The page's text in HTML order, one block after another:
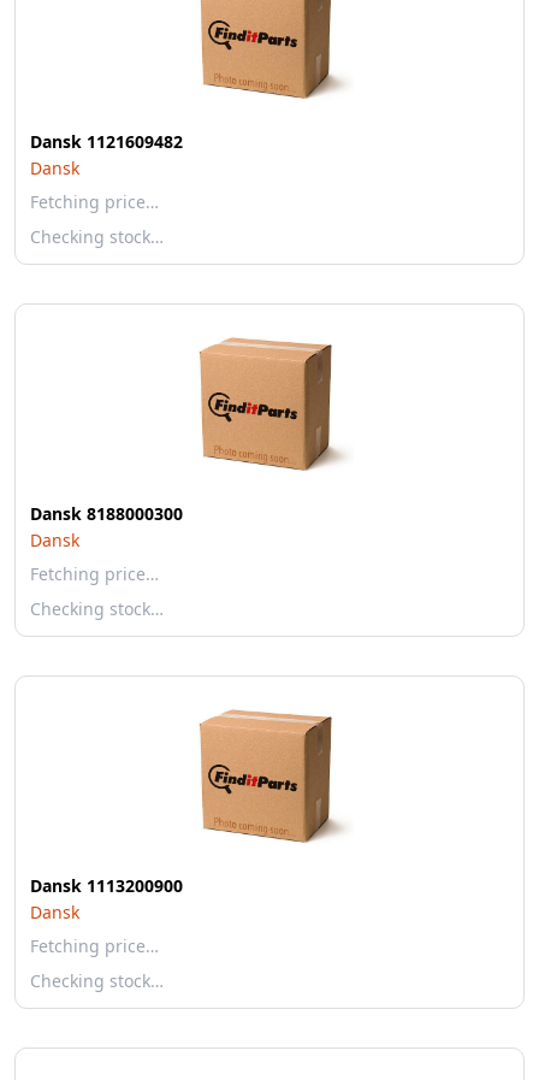
Dansk 1121609482
Dansk
Fetching price…
Checking stock…
Dansk 8188000300
Dansk
Fetching price…
Checking stock…
Dansk 1113200900
Dansk
Fetching price…
Checking stock…